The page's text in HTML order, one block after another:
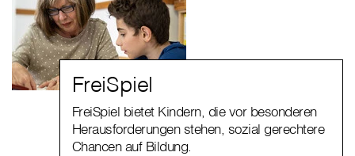
FreiSpiel
FreiSpiel bietet Kindern, die vor besonderen
Herausforderungen stehen, sozial gerechtere
Chancen auf Bildung.